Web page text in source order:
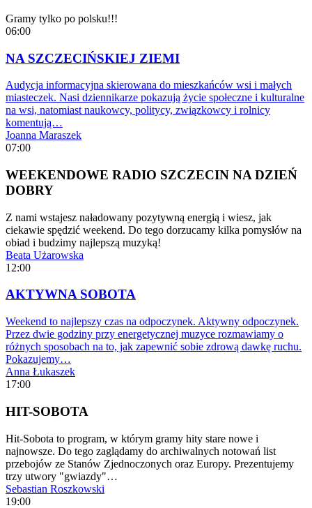
Gramy tylko po polsku!!!
06:00
NA SZCZECIŃSKIEJ ZIEMI
Audycja informacyjna skierowana do mieszkańców wsi i małych
miasteczek. Nasi dziennikarze pokazują życie społeczne i kulturalne
na wsi, natomiast naukowcy, politycy, związkowcy i rolnicy
komentują…
Joanna Maraszek
07:00
WEEKENDOWE RADIO SZCZECIN NA DZIEŃ
DOBRY
Z nami wstajesz naładowany pozytywną energią i wiesz, jak
ciekawie spędzić weekend. Do tego dorzucamy kilka pomysłów na
obiad i budzimy najlepszą muzyką!
Beata Użarowska
12:00
AKTYWNA SOBOTA
Weekend to najlepszy czas na odpoczynek. Aktywny odpoczynek.
Przez dwie godziny przy energetycznej muzyce rozmawiamy o
różnych sposobach na to, jak zapewnić sobie zdrową dawkę ruchu.
Pokazujemy…
Anna Łukaszek
17:00
HIT-SOBOTA
Hit-Sobota to program, w którym gramy hity stare nowe i
najnowsze. Do tego zaglądamy do archiwalnych notowań list
przebojów ze Stanów Zjednoczonych oraz Europy. Prezentujemy
trzy utwory "gwiazdy"…
Sebastian Roszkowski
19:00